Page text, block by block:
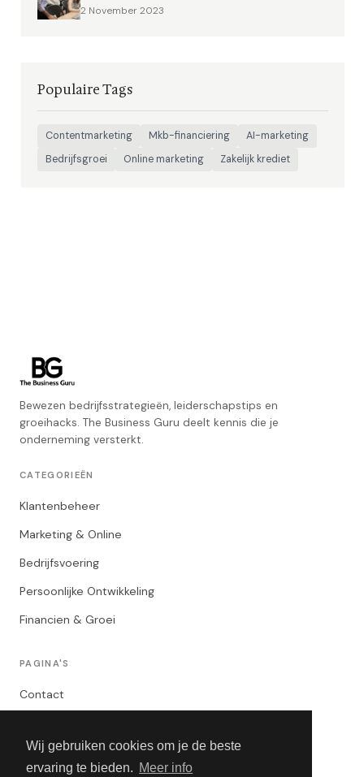
Wij gebruiken cookies om je de beste
ervaring te bieden. Meer info
2 November 2023
Populaire Tags
Contentmarketing Mkb-financiering
AI-marketing
Bedrijfsgroei
Online marketing Zakelijk krediet
Bewezen bedrijfsstrategieën, leiderschapstips en
groeihacks. The Business Guru deelt kennis die je
onderneming versterkt.
CATEGORIEËN
Klantenbeheer
Marketing & Online
Bedrijfsvoering
Persoonlijke Ontwikkeling
Financien & Groei
PAGINA'S
Contact
Algemene Voorwaarden